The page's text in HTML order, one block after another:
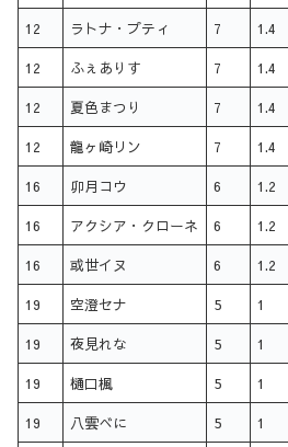
12 ラトナ・プティ 7 1.4
12 ふぇありす 7 1.4
12 夏色まつり 7 1.4
12 龍ヶ崎リン 7 1.4
16 卯月コウ 6 1.2
16 アクシア・クローネ 6 1.2
16 或世イヌ 6 1.2
19 空澄セナ 5 1
19 夜見れな 5 1
19 樋口楓 5 1
19 八雲べに 5 1